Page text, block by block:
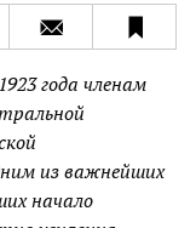
года членам
из важнейших
начало